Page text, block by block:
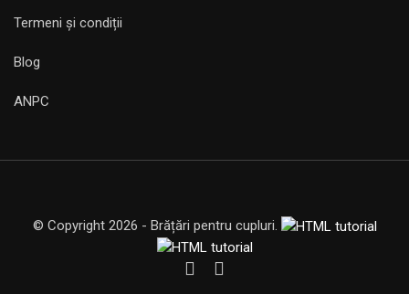
Termeni și condiții
Blog
ANPC
© Copyright 2026 - Brățări pentru cupluri.